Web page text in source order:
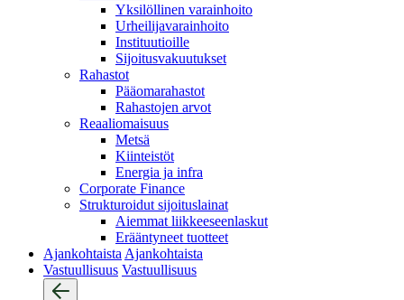
Yksilöllinen varainhoito
Urheilijavarainhoito
Instituutioille
Sijoitusvakuutukset
Rahastot
Pääomarahastot
Rahastojen arvot
Reaaliomaisuus
Metsä
Kiinteistöt
Energia ja infra
Corporate Finance
Strukturoidut sijoituslainat
Aiemmat liikkeeseenlaskut
Erääntyneet tuotteet
Ajankohtaista Ajankohtaista
Vastuullisuus Vastuullisuus